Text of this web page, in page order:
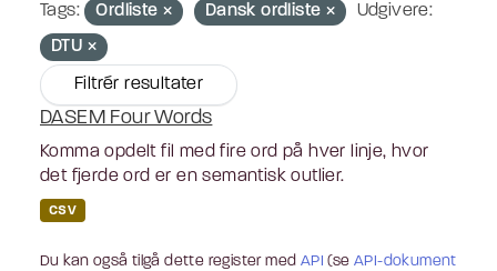
Tags: Ordliste Dansk ordliste
Udgivere:
DTU
Filtrér resultater
DASEM Four Words
Komma opdelt fil med fire ord på hver linje, hvor
det fjerde ord er en semantisk outlier.
CSV
Du kan også tilgå dette register med API (seAPI-dokument